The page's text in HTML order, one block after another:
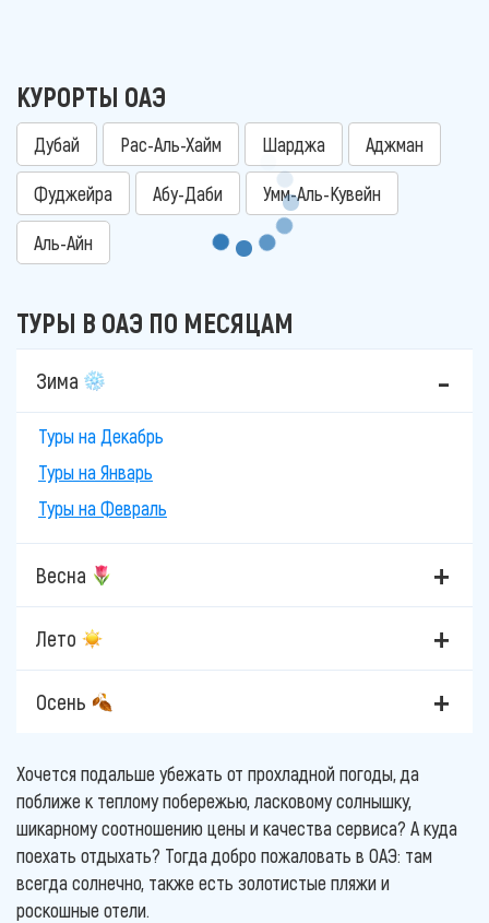
КУРОРТЫ ОАЭ
Дубай Рас-Аль-Хайм Шарджа Аджман
Фуджейра Абу-Даби Умм-Аль-Кувейн
Аль-Айн
ТУРЫ В ОАЭ ПО МЕСЯЦАМ
Зима
Туры на Декабрь
Туры на Январь
Туры на Февраль
Весна
Лето
Осень
Хочется подальше убежать от прохладной погоды, да
поближе к теплому побережью, ласковому солнышку,
шикарному соотношению цены и качества сервиса? А куда
поехать отдыхать? Тогда добро пожаловать в ОАЭ: там
всегда солнечно, также есть золотистые пляжи и
роскошные отели.